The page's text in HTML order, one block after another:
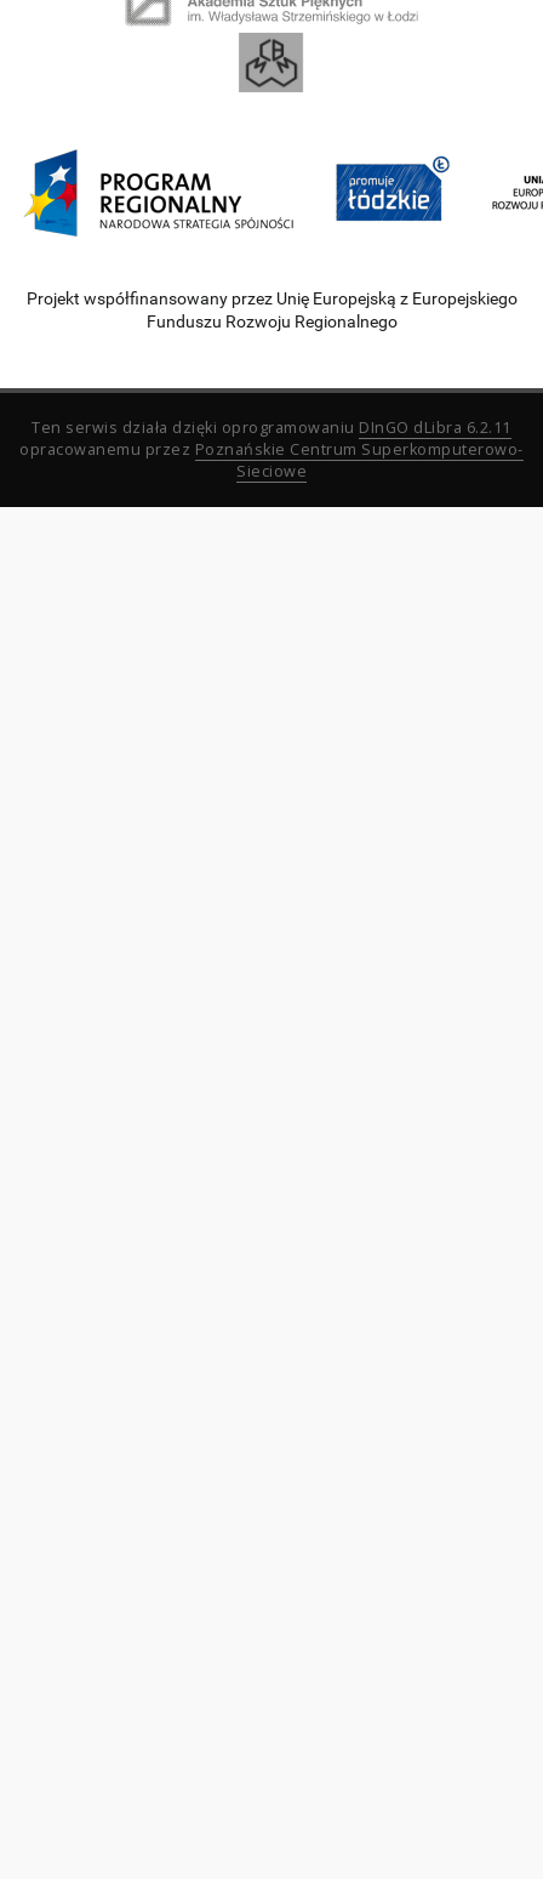
Projekt współfinansowany przez Unię Europejską z Europejskiego
Funduszu Rozwoju Regionalnego
Ten serwis działa dzięki oprogramowaniu DInGO dLibra 6.2.11
opracowanemu przez Poznańskie Centrum Superkomputerowo-
Sieciowe